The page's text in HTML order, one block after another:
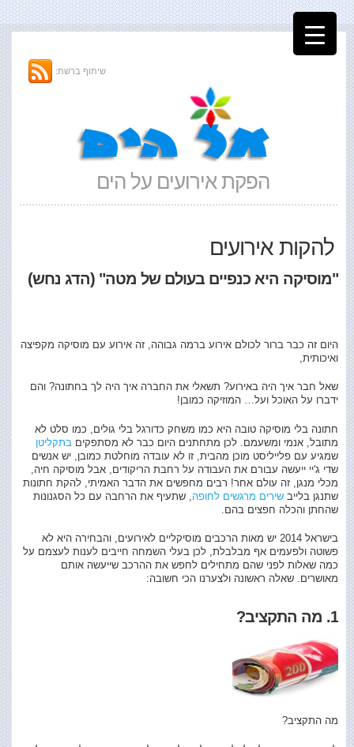
הפקת אירועים על הים
שיתוף ברשת:
להקות אירועים
"מוסיקה היא כנפיים בעולם של מטה" (הדג נחש)
היום זה כבר ברור לכולם אירוע ברמה גבוהה, זה אירוע עם מוסיקה מקפיצה
ואיכותית,
שאל חבר איך היה באירוע? תשאלי את החברה איך היה לך בחתונה? והם
ידברו על האוכל ועל… המוזיקה כמובן!
חתונה בלי מוסיקה טובה היא כמו משחק כדורגל בלי גולים, כמו סלט לא
מתובל, אנמי ומשעמם. לכן מתחתנים היום כבר לא מסתפקים בתקליטן
שמגיע עם פלייליסט מוכן מהבית, זו לא עובדה מוחלטת כמובן, יש אנשים
שדי ג'יי ייעשה עבורם את העבודה על רחבת הריקודים, אבל מוסיקה חיה,
מכלי מנגן, זה עולם אחר! רבים מחפשים את הדבר האמיתי, להקת חתונות
שתנגן בלייב שירים מרגשים לחופה , שתעיף את הרחבה עם כל הסגנונות
שהחתן והכלה חפצים בהם.
בישראל 2014 יש מאות הרכבים מוסיקליים לאירועים, והבחירה היא לא
פשוטה ולפעמים אף מבלבלת, לכן בעלי השמחה חייבים לענות לעצמם על
כמה שאלות לפני שהם מתחילים לחפש את ההרכב שייעשה אותם
מאושרים. שאלה ראשונה ולצערנו הכי חשובה:
1. מה התקציב?
מה התקציב?